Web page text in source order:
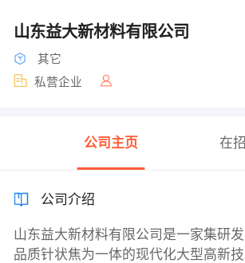
山东益大新材料有限公司
其它
私营企业
公司主页 在
公司介绍
山东益大新材料有限公司是一家集研
品质针状焦为一体的现代化大型高新